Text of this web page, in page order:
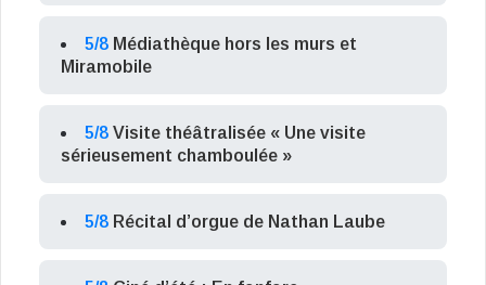
5/8 Médiathèque hors les murs et
Miramobile
5/8 Visite théâtralisée « Une visite
sérieusement chamboulée »
5/8 Récital d’orgue de Nathan Laube